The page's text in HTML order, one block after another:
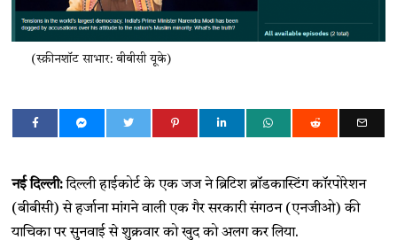
(स्क्रीनशॉट साभार: बीबीसी यूके)
नई दिल्ली:दिल्ली हाईकोर्ट के एक जज ने ब्रिटिश ब्रॉडकास्टिंग कॉरपोरेशन
(बीबीसी) से हर्जाना मांगने वाली एक गैर सरकारी संगठन (एनजीओ) की
याचिका पर सुनवाई से शुक्रवार को खुद को अलग कर लिया.